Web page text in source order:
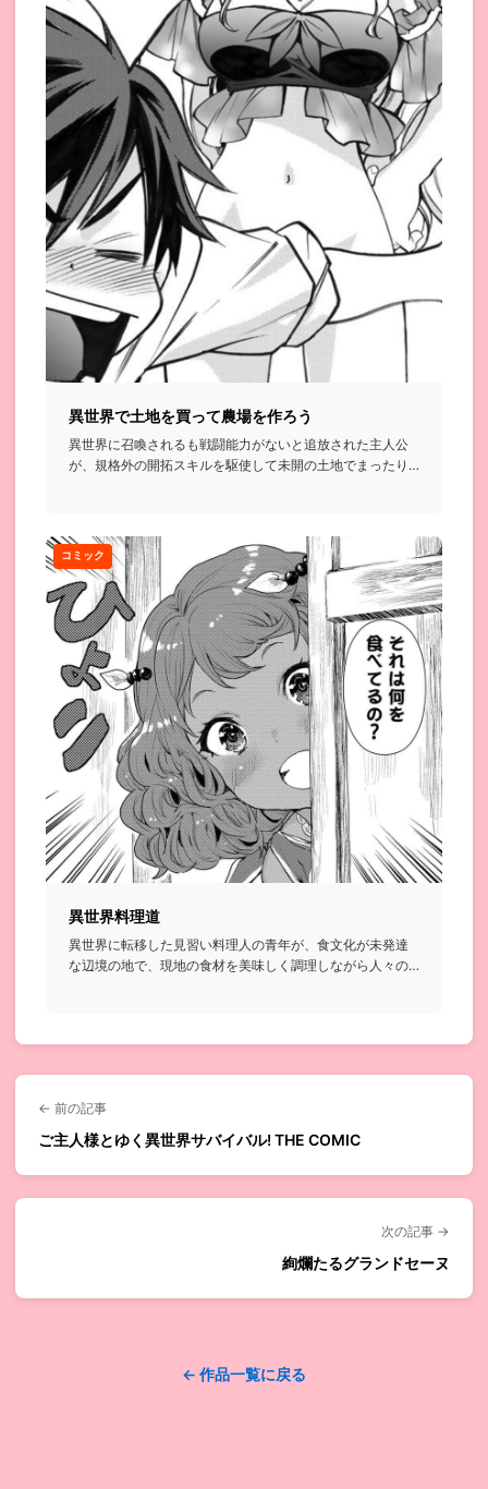
異世界で土地を買って農場を作ろう
異世界に召喚されるも戦闘能力がないと追放された主人公
が、規格外の開拓スキルを駆使して未開の土地でまったり
コミック
異世界料理道
異世界に転移した見習い料理人の青年が、食文化が未発達
な辺境の地で、現地の食材を美味しく調理しながら人々の
← 前の記事
ご主人様とゆく異世界サバイバル! THE COMIC
次の記事 →
絢爛たるグランドセーヌ
← 作品一覧に戻る